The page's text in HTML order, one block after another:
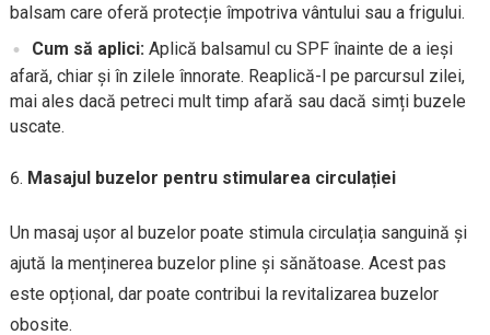
balsam care oferă protecție împotriva vântului sau a frigului.
Cum să aplici:Aplică balsamul cu SPF înainte de a ieși
afară, chiar și în zilele înnorate. Reaplică-l pe parcursul zilei,
mai ales dacă petreci mult timp afară sau dacă simți buzele
uscate.
Masajul buzelor pentru stimularea circulației
Un masaj ușor al buzelor poate stimula circulația sanguină și
ajută la menținerea buzelor pline și sănătoase. Acest pas
este opțional, dar poate contribui la revitalizarea buzelor
obosite.